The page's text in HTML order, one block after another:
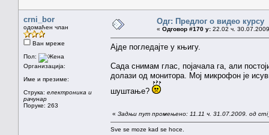
crni_bor
одомаћен члан
Ван мреже
Пол:
Организација:
Име и презиме:
Струка: електроника и
рачунар
Поруке: 263
Одг: Предлог о видео курсу
« Одговор #170 у: 22.02 ч.
Ајде пoгледајте у књигу.
Сада снимам глас, појачала га, али
долази од монитора. Мој микрофон је
шуштање?
« Задњи пут промењено: 11.11 ч. 31.07.2009. од
Sve se moze kad se hoce.